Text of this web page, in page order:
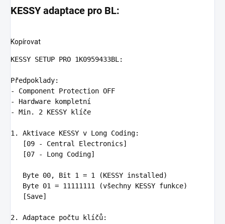
KESSY adaptace pro BL:
Kopírovat
KESSY SETUP PRO 1K0959433BL
Předpoklady:
-
Component Protection OFF
-
Hardware kompletní
-
Min. 2 KESSY klíče
1. Aktivace KESSY v Long Coding:
[09 - Central Electronics]
   [07 - Long Coding]
   Byte 00, Bit 1 = 1 (KESSY installed)
   Byte 01 = 11111111 (všechny KESSY funkce)
   [Save]
2. Adaptace počtu klíčů: